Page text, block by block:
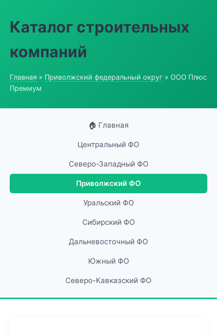
Каталог строительных
компаний
Главная » Приволжский федеральный округ » ООО Плюс
Премиум
🏠 Главная
Центральный ФО
Северо-Западный ФО
Приволжский ФО
Уральский ФО
Сибирский ФО
Дальневосточный ФО
Южный ФО
Северо-Кавказский ФО